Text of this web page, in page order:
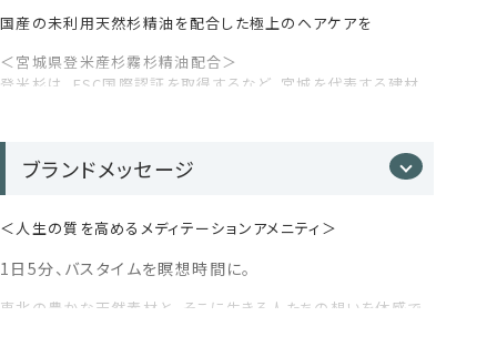
髪のきしみを抑え、指通りの良い、上質な仕上がりを。
9種のボタニカルエキス*⁴配合
しくケア。地肌を整え、使い続けるほど、髪本来の美しさを
リルアルコール、ステアリルアルコール、セタノール、イソプロパ
ノール、1,2-ヘキサンジオール、ペンチレングリコール、エチルヘ
キ、ルグリセリン、カプリル酸グリセリル、フェノキシエタノール
目に入った時は、直ちに洗い流してください。
天然成分により色や香りがばらつくことがありますが、品質には
問題ありません。
国産の未利用天然杉精油を配合した極上のヘアケアを
＜宮城県登米産杉霧杉精油配合＞
登米杉は、FSC国際認証を取得するなど、宮城を代表する建材
ブランドメッセージ
＜人生の質を高めるメディテーションアメニティ＞
1日5分、バスタイムを瞑想時間に。
東北の豊かな天然素材と、そこに生きる人たちの想いを体感で